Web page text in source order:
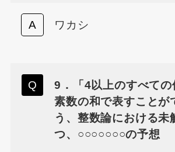
ワカシ
9．「4以上のすべて
素数の和で表すことが
う、整数論における未
つ、○○○○○○○の予想